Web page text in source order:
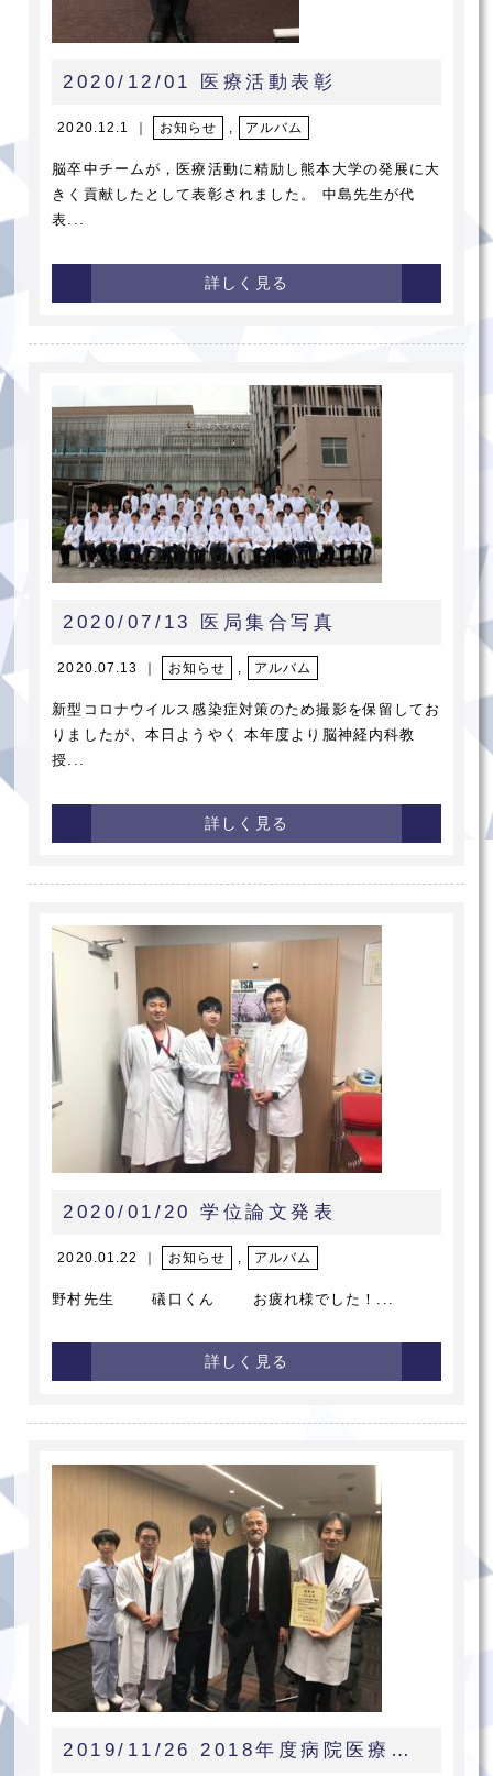
2020/12/01 医療活動表彰
2020.12.1 ｜ お知らせ アルバム
脳卒中チームが，医療活動に精励し熊本大学の発展に大
きく貢献したとして表彰されました。 中島先生が代
表...
詳しく見る
2020/07/13 医局集合写真
2020.07.13 ｜ お知らせ アルバム
新型コロナウイルス感染症対策のため撮影を保留してお
りましたが、本日ようやく 本年度より脳神経内科教
授...
詳しく見る
2020/01/20 学位論文発表
2020.01.22 ｜ お知らせ アルバム
野村先生 礒口くん お疲れ様でした！...
詳しく見る
2019/11/26 2018年度病院医療活動表彰を受けました